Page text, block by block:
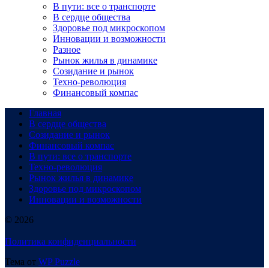
В пути: все о транспорте
В сердце общества
Здоровье под микроскопом
Инновации и возможности
Разное
Рынок жилья в динамике
Созидание и рынок
Техно-революция
Финансовый компас
Главная
В сердце общества
Созидание и рынок
Финансовый компас
В пути: все о транспорте
Техно-революция
Рынок жилья в динамике
Здоровье под микроскопом
Инновации и возможности
© 2026
Политика конфиденциальности
Тема от WP Puzzle